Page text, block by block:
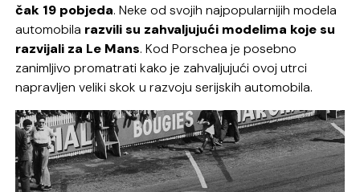
čak 19 pobjeda. Neke od svojih najpopularnijih modela
automobila razvili su zahvaljujući modelima koje su
razvijali za Le Mans. Kod Porschea je posebno
zanimljivo promatrati kako je zahvaljujući ovoj utrci
napravljen veliki skok u razvoju serijskih automobila.